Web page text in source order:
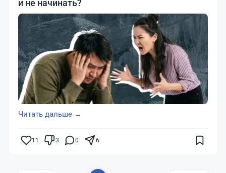
и не начинать?
Читать дальше →
11 3 0 6